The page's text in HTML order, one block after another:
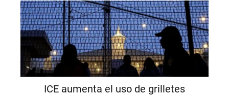
ICE aumenta el uso de grilletes